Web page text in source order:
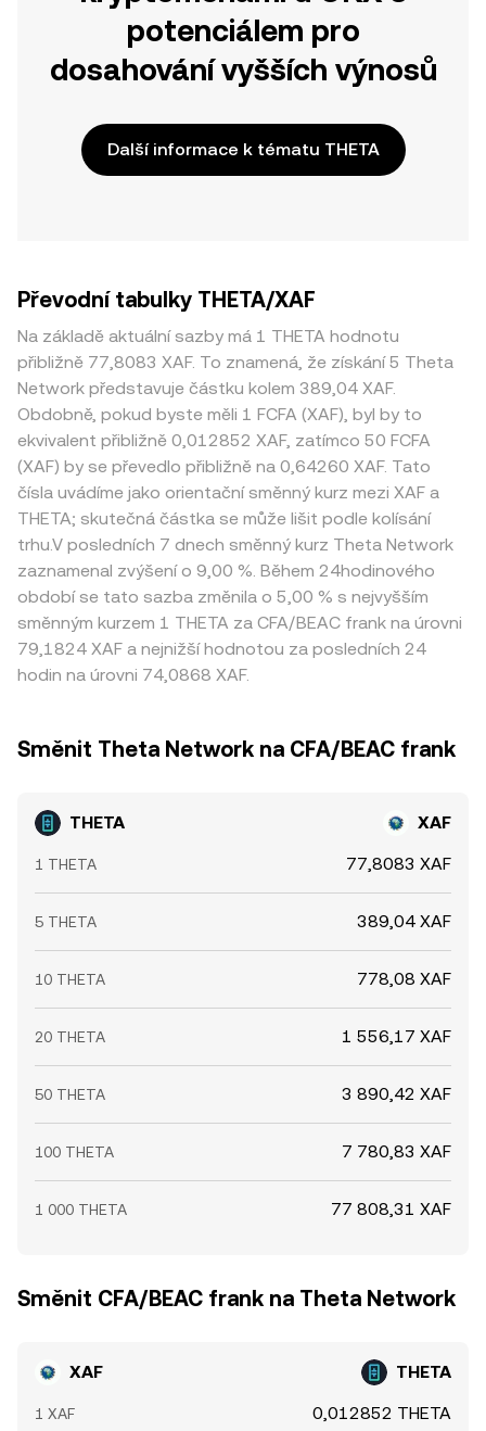
potenciálem pro
dosahování vyšších výnosů
Další informace k tématu THETA
Převodní tabulky THETA/XAF
Na základě aktuální sazby má 1 THETA hodnotu
přibližně 77,8083 XAF. To znamená, že získání 5 Theta
Network představuje částku kolem 389,04 XAF.
Obdobně, pokud byste měli 1 FCFA (XAF), byl by to
ekvivalent přibližně 0,012852 XAF, zatímco 50 FCFA
(XAF) by se převedlo přibližně na 0,64260 XAF. Tato
čísla uvádíme jako orientační směnný kurz mezi XAF a
THETA; skutečná částka se může lišit podle kolísání
trhu.V posledních 7 dnech směnný kurz Theta Network
zaznamenal zvýšení o 9,00 %. Během 24hodinového
období se tato sazba změnila o 5,00 % s nejvyšším
směnným kurzem 1 THETA za CFA/BEAC frank na úrovni
79,1824 XAF a nejnižší hodnotou za posledních 24
hodin na úrovni 74,0868 XAF.
Směnit Theta Network na CFA/BEAC frank
THETA XAF
1 THETA 77,8083 XAF
5 THETA 389,04 XAF
10 THETA 778,08 XAF
20 THETA 1 556,17 XAF
50 THETA 3 890,42 XAF
100 THETA 7 780,83 XAF
1 000 THETA 77 808,31 XAF
Směnit CFA/BEAC frank na Theta Network
XAF THETA
1 XAF 0,012852 THETA